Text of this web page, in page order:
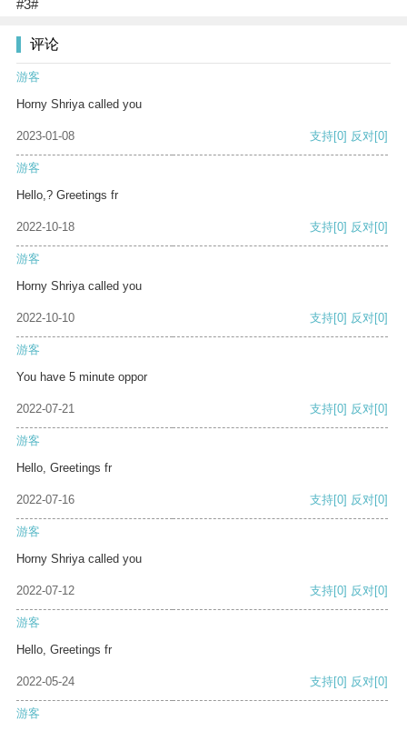
#3#
评论
游客
Horny Shriya called you
2023-01-08 支持[0] 反对[0]
游客
Hello,? Greetings fr
2022-10-18 支持[0] 反对[0]
游客
Horny Shriya called you
2022-10-10 支持[0] 反对[0]
游客
You have 5 minute oppor
2022-07-21 支持[0] 反对[0]
游客
Hello, Greetings fr
2022-07-16 支持[0] 反对[0]
游客
Horny Shriya called you
2022-07-12 支持[0] 反对[0]
游客
Hello, Greetings fr
2022-05-24 支持[0] 反对[0]
游客